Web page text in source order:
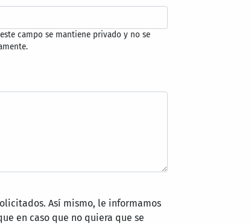
campo se mantiene privado y no se
Así mismo, le informamos
en caso que no quiera que se